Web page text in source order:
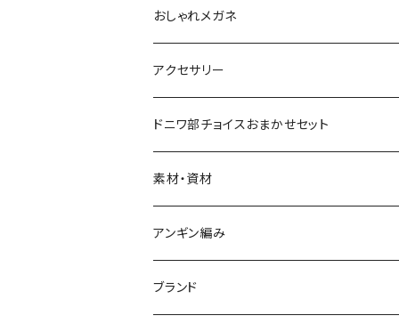
タオル
ポーチ
ランチバッグ
ランチョンマット
38mm
コースター
キーホルダー・ストラップ
ミラー
miniスタンプ
消しゴムハンコ
シール
ブックカバー
レターセット・カード・ラッピング
マスキングテープ
ポストカード
ポチ袋・封筒・平袋
どぐるみ本体
小
中
服・小物
おしゃれメガネ
ノーマルおしゃれメガネ
おしゃれメガネDX
おしゃれメガネ作りキット
アクセサリー
ピアス・イヤリング
ピンズ
ブローチ
ネクタイピン
ドニワ部チョイスおまかせセット
素材・資材
アンギン編み
アンギン編み機1weekレンタル
ブランド